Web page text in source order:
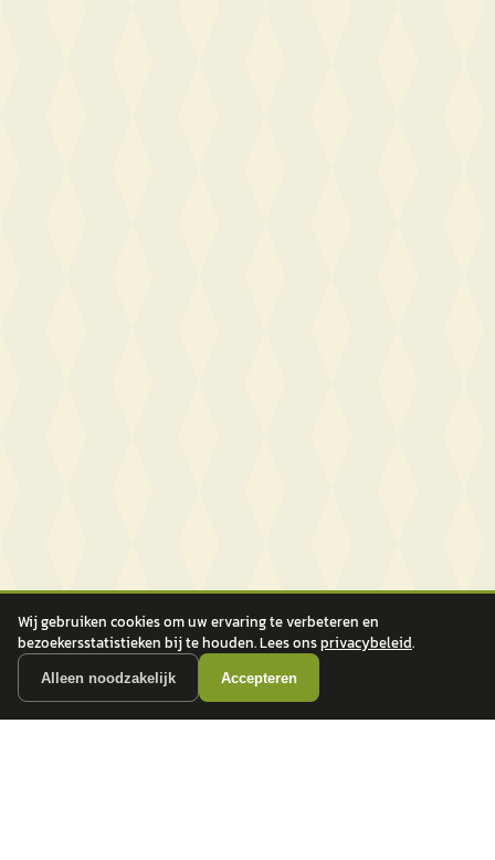
Wij gebruiken cookies om uw ervaring te verbeteren en
bezoekersstatistieken bij te houden. Lees onsprivacybeleid.
Alleen noodzakelijk Accepteren